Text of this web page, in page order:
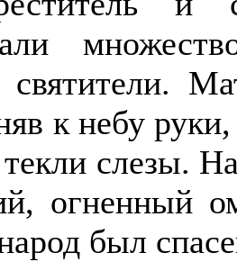
к небу
слезы.
огненный
был